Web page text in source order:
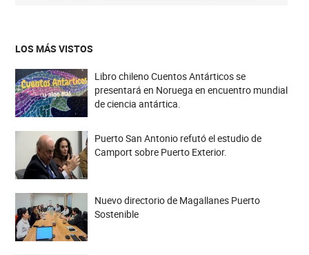
LOS MÁS VISTOS
Libro chileno Cuentos Antárticos se
presentará en Noruega en encuentro mundial
de ciencia antártica.
Puerto San Antonio refutó el estudio de
Camport sobre Puerto Exterior.
Nuevo directorio de Magallanes Puerto
Sostenible